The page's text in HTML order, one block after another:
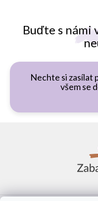
Buďte s námi
Nechte si zasílat
všem se